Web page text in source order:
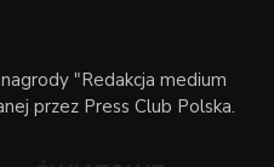
"Redakcja medium
przez Press Club Polska.